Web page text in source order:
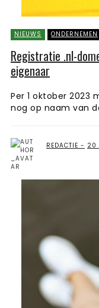
NIEUWS ONDERNEMEN
Registratie .nl-
eigenaar
Per 1 oktober 2023
nog op naam van
REDACTIE 20